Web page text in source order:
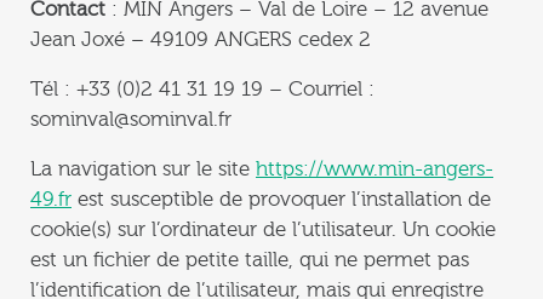
Contact : MIN Angers – Val de Loire – 12 avenue
Jean Joxé – 49109 ANGERS cedex 2
Tél : +33 (0)2 41 31 19 19 – Courriel :
sominval@sominval.fr
La navigation sur le site https://www.min-angers-
49.fr est susceptible de provoquer l’installation de
cookie(s) sur l’ordinateur de l’utilisateur. Un cookie
est un fichier de petite taille, qui ne permet pas
l’identification de l’utilisateur, mais qui enregistre